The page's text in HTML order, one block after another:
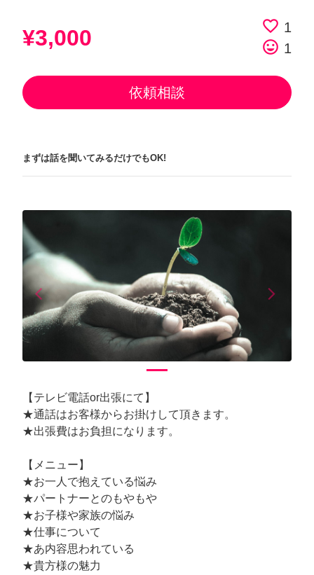
¥3,000 favorite_border 1
tag_faces 1
依頼相談
まずは話を聞いてみるだけでもOK!
arrow_back_iosPrevious arrow_forward_iosNext
【テレビ電話or出張にて】
★通話はお客様からお掛けして頂きます。
★出張費はお負担になります。
【メニュー】
★お一人で抱えている悩み
★パートナーとのもやもや
★お子様や家族の悩み
★仕事について
★あ内容思われている
★貴方様の魅力